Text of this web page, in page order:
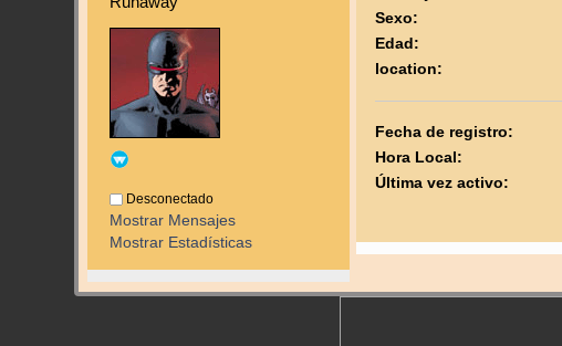
Desconectado
Mostrar Mensajes
Mostrar Estadísticas
Sexo:
Edad:
location:
Fecha de registro:
Hora Local:
Última vez activo: